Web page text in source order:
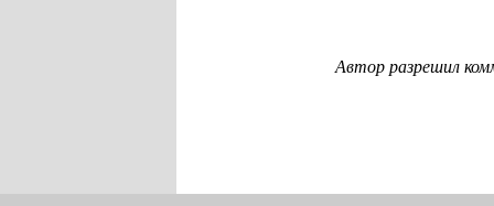
Автор разрешил